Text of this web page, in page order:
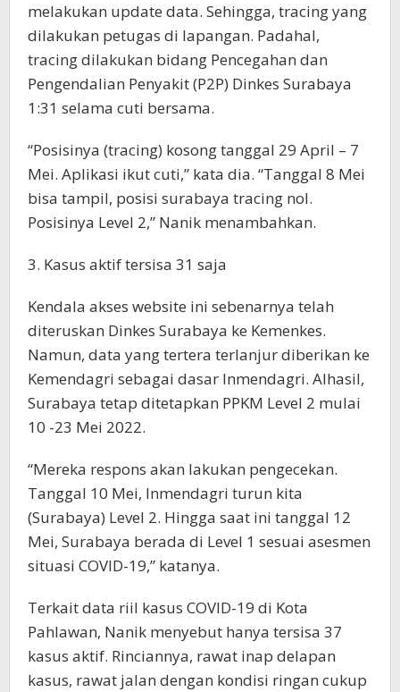
melakukan update data. Sehingga, tracing yang
dilakukan petugas di lapangan. Padahal,
tracing dilakukan bidang Pencegahan dan
Pengendalian Penyakit (P2P) Dinkes Surabaya
1:31 selama cuti bersama.
“Posisinya (tracing) kosong tanggal 29 April – 7
Mei. Aplikasi ikut cuti,” kata dia. “Tanggal 8 Mei
bisa tampil, posisi surabaya tracing nol.
Posisinya Level 2,” Nanik menambahkan.
3. Kasus aktif tersisa 31 saja
Kendala akses website ini sebenarnya telah
diteruskan Dinkes Surabaya ke Kemenkes.
Namun, data yang tertera terlanjur diberikan ke
Kemendagri sebagai dasar Inmendagri. Alhasil,
Surabaya tetap ditetapkan PPKM Level 2 mulai
10 -23 Mei 2022.
“Mereka respons akan lakukan pengecekan.
Tanggal 10 Mei, Inmendagri turun kita
(Surabaya) Level 2. Hingga saat ini tanggal 12
Mei, Surabaya berada di Level 1 sesuai asesmen
situasi COVID-19,” katanya.
Terkait data riil kasus COVID-19 di Kota
Pahlawan, Nanik menyebut hanya tersisa 37
kasus aktif. Rinciannya, rawat inap delapan
kasus, rawat jalan dengan kondisi ringan cukup